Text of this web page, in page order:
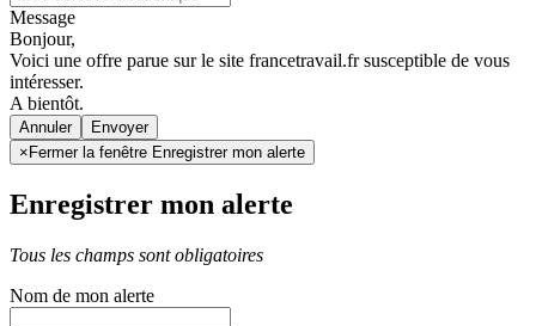
Message
Bonjour,
Voici une offre parue sur le site francetravail.fr susceptible de vous
intéresser.
A bientôt.
Annuler
× Fermer la fenêtre Enregistrer mon alerte
Enregistrer mon alerte
Tous les champs sont obligatoires
Nom de mon alerte